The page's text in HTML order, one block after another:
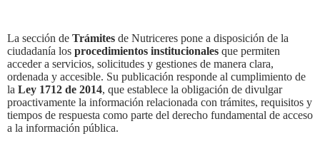
La sección de Trámites de Nutriceres pone a disposición de la
ciudadanía los procedimientos institucionales que permiten
acceder a servicios, solicitudes y gestiones de manera clara,
ordenada y accesible. Su publicación responde al cumplimiento de
la Ley 1712 de 2014, que establece la obligación de divulgar
proactivamente la información relacionada con trámites, requisitos y
tiempos de respuesta como parte del derecho fundamental de acceso
a la información pública.